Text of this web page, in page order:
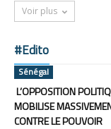
Voir plus
#Edito
Sénégal
L’OPPOSITION
MOBILISE
CONTRE LE POUVOIR